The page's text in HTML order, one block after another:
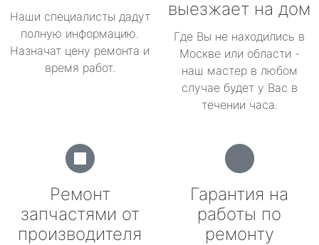
Наши специалисты дадут
полную информацию.
Назначат цену ремонта и
время работ.
выезжает на дом
Где Вы не находились в
Москве или области -
наш мастер в любом
случае будет у Вас в
течении часа.
Ремонт
запчастями от
производителя
Гарантия на
работы по
ремонту